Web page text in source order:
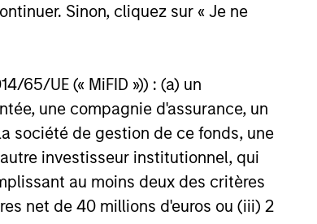
Sinon, cliquez sur « Je ne
65/UE (« MiFID »)) : (a) un
une compagnie d'assurance, un
société de gestion de ce fonds, une
investisseur institutionnel, qui
au moins deux des critères
net de 40 millions d'euros ou (iii) 2